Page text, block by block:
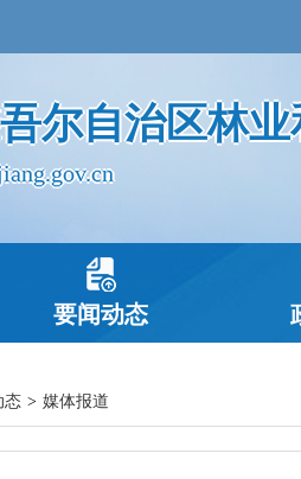
尔自治区林
要闻动态
态 > 媒体报道